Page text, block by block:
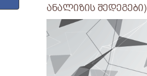
ანალიზის შედეგები)